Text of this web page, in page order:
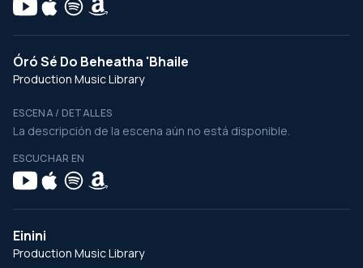
Óró Sé Do Beheatha 'Bhaile
Production Music Library
ESCENA / DETALLES
La descripción de la escena aún no está disponible.
ESCUCHAR EN
Einini
Production Music Library